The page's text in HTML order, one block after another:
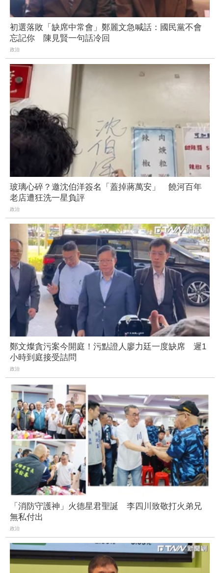
初選落敗「缺席中常會」鄭麗文急喊話：國民黨不會
忘記你 陳見賢一句話冷回
政治
玻璃心碎？邀沈伯洋簽名「蓋掉蔣萬安」 饒河百年
老店遭狂洗一星負評
政治
鄭文燦貪污案今開庭！污點證人廖力廷一度缺席 遲1
小時到庭接受詰問
政治
「消防守護神」火德星君聖誕 李四川致敬打火弟兄
無私付出
政治